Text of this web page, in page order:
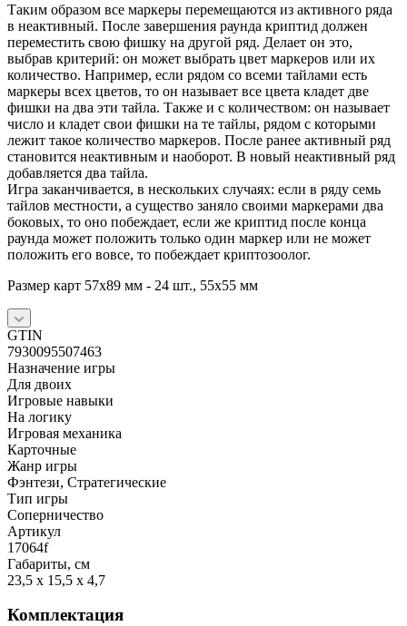
Таким образом все маркеры перемещаются из активного ряда
в неактивный. После завершения раунда криптид должен
переместить свою фишку на другой ряд. Делает он это,
выбрав критерий: он может выбрать цвет маркеров или их
количество. Например, если рядом со всеми тайлами есть
маркеры всех цветов, то он называет все цвета кладет две
фишки на два эти тайла. Также и с количеством: он называет
число и кладет свои фишки на те тайлы, рядом с которыми
лежит такое количество маркеров. После ранее активный ряд
становится неактивным и наоборот. В новый неактивный ряд
добавляется два тайла.
Игра заканчивается, в нескольких случаях: если в ряду семь
тайлов местности, а существо заняло своими маркерами два
боковых, то оно побеждает, если же криптид после конца
раунда может положить только один маркер или не может
положить его вовсе, то побеждает криптозоолог.
Размер карт 57x89 мм - 24 шт., 55x55 мм
GTIN
7930095507463
Назначение игры
Для двоих
Игровые навыки
На логику
Игровая механика
Карточные
Жанр игры
Фэнтези, Стратегические
Тип игры
Соперничество
Артикул
17064f
Габариты, см
23,5 x 15,5 x 4,7
Комплектация